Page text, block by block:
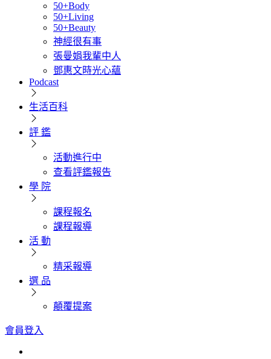
50+Body
50+Living
50+Beauty
神經很有事
張曼娟我輩中人
鄧惠文時光心蘊
Podcast
生活百科
評 鑑
活動進行中
查看評鑑報告
學 院
課程報名
課程報導
活 動
精采報導
選 品
顛覆提案
會員登入